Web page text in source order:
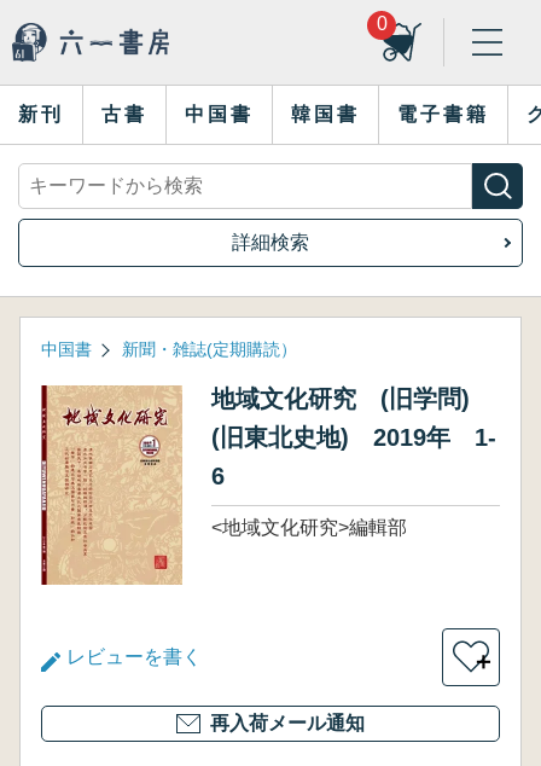
0
新刊 古書 中国書 韓国書 電子書籍
詳細検索
中国書 新聞・雑誌(定期購読）
地域文化研究 (旧学問)
(旧東北史地) 2019年 1-
6
<地域文化研究>編輯部
レビューを書く ＋
再入荷メール通知